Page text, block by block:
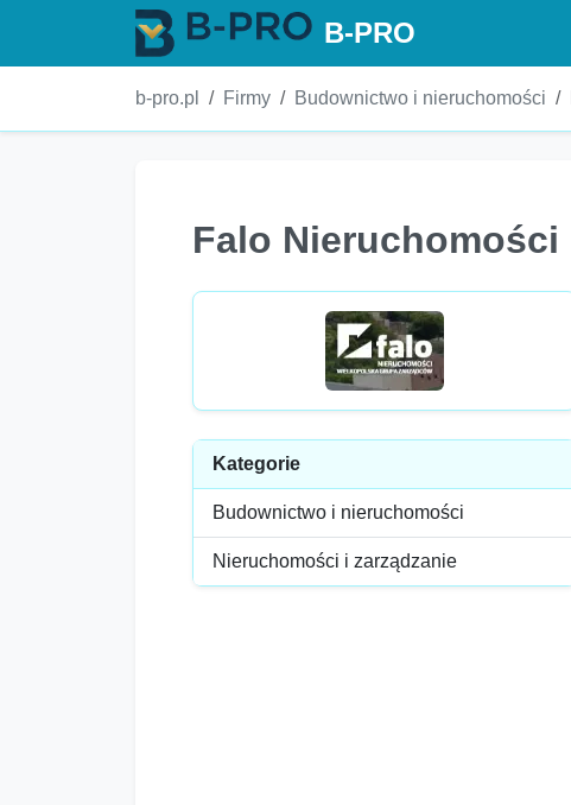
B-PRO
b-pro.pl Firmy Budownictwo i nieruchomości
Falo Nieruchomości
Kategorie
Budownictwo i nieruchomości
Nieruchomości i zarządzanie